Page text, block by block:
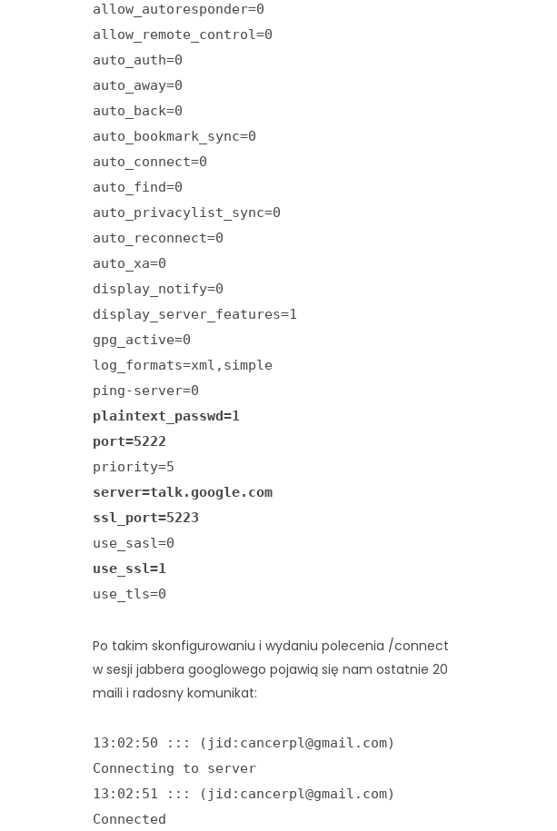
allow_autoresponder=0
allow_remote_control=0
auto_auth=0
auto_away=0
auto_back=0
auto_bookmark_sync=0
auto_connect=0
auto_find=0
auto_privacylist_sync=0
auto_reconnect=0
auto_xa=0
display_notify=0
display_server_features=1
gpg_active=0
log_formats=xml,simple
ping-server=0
plaintext_passwd=1
port=5222
priority=5
server=talk.google.com
ssl_port=5223
use_sasl=0
use_ssl=1
use_tls=0
Po takim skonfigurowaniu i wydaniu polecenia /connect
w sesji jabbera googlowego pojawią się nam ostatnie 20
maili i radosny komunikat:
13:02:50 ::: (jid:cancerpl@gmail.com)
Connecting to server
13:02:51 ::: (jid:cancerpl@gmail.com)
Connected